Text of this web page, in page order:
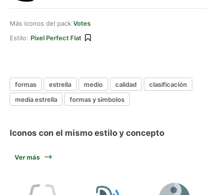
Más iconos del pack Votes
Estilo: Pixel Perfect Flat
formas estrella medio calidad
clasificación
media estrella
formas y simbolos
Iconos con el mismo estilo y concepto
Ver más